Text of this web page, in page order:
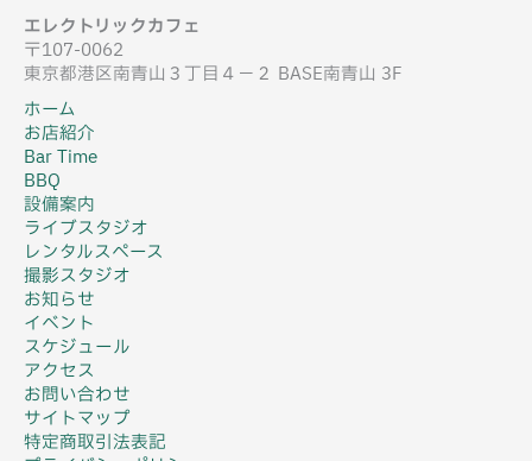
エレクトリックカフェ
〒107-0062
東京都港区南青山３丁目４−２ BASE南青山 3F
ホーム
お店紹介
Bar Time
BBQ
設備案内
ライブスタジオ
レンタルスペース
撮影スタジオ
お知らせ
イベント
スケジュール
アクセス
お問い合わせ
サイトマップ
特定商取引法表記